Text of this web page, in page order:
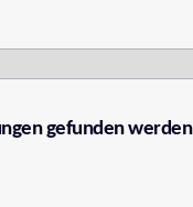
gefunden werden